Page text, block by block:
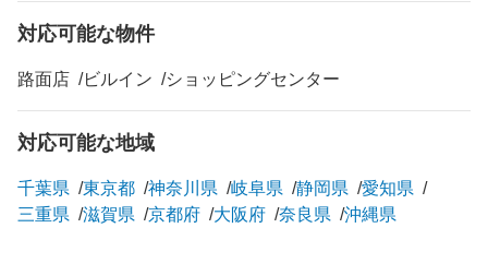
対応可能な物件
路面店 ビルイン ショッピングセンター
対応可能な地域
千葉県 東京都 神奈川県 岐阜県 静岡県
愛知県
三重県
滋賀県 京都府 大阪府 奈良県 沖縄県